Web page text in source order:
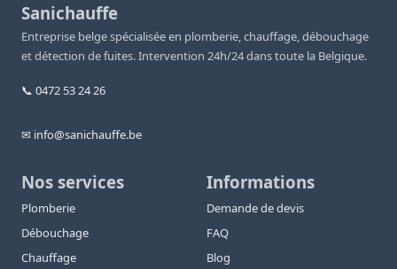
Sanichauffe
Entreprise belge spécialisée en plomberie, chauffage, débouchage
et détection de fuites. Intervention 24h/24 dans toute la Belgique.
📞 0472 53 24 26
✉ info@sanichauffe.be
Nos services
Plomberie
Débouchage
Chauffage
Informations
Demande de devis
FAQ
Blog